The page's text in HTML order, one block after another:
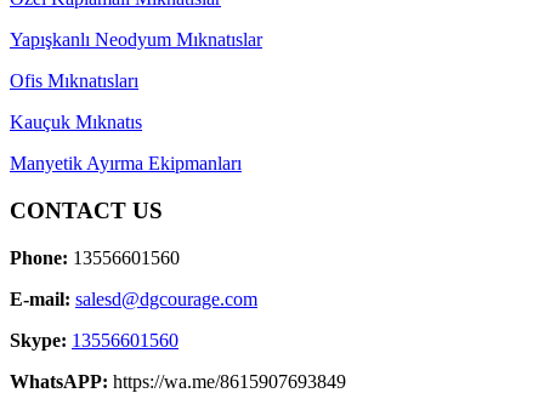
Yapışkanlı Neodyum Mıknatıslar
Ofis Mıknatısları
Kauçuk Mıknatıs
Manyetik Ayırma Ekipmanları
CONTACT US
Phone: 13556601560
E-mail: salesd@dgcourage.com
Skype: 13556601560
WhatsAPP: https://wa.me/8615907693849